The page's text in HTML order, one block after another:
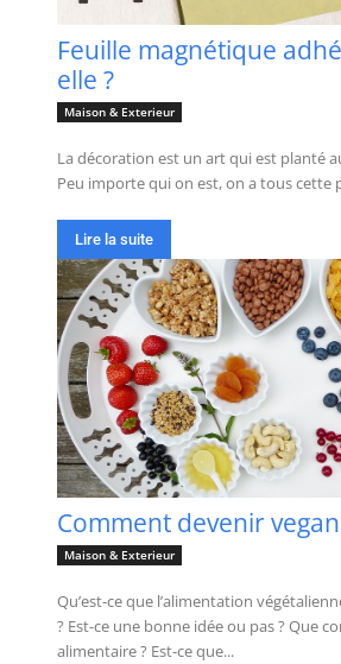
Feuille magnétique
elle ?
Maison & Exterieur
La décoration est un art qui est planté
Peu importe qui on est, on a tous cette
Lire la suite
Comment devenir
Maison & Exterieur
Qu’est-ce que l’alimentation
? Est-ce une bonne idée ou pas ? Que
alimentaire ? Est-ce que...